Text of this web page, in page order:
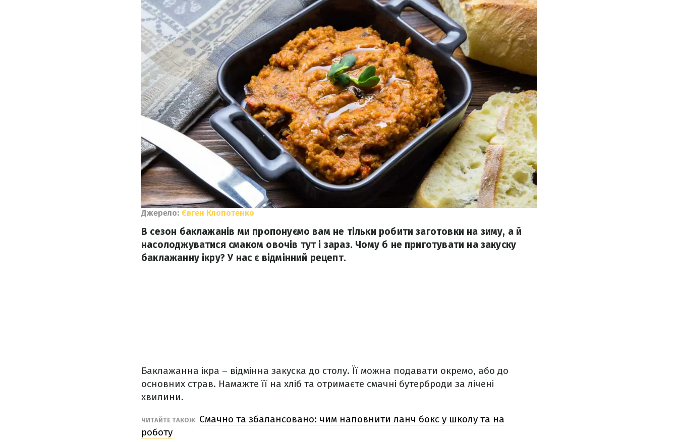
Джерело: Євген Клопотенко
В сезон баклажанів ми пропонуємо вам не тільки робити заготовки на зиму, а й
насолоджуватися смаком овочів тут і зараз. Чому б не приготувати на закуску
баклажанну ікру? У нас є відмінний рецепт.
Баклажанна ікра – відмінна закуска до столу. Її можна подавати окремо, або до
основних страв. Намажте її на хліб та отримаєте смачні бутерброди за лічені
хвилини.
ЧИТАЙТЕ ТАКОЖ Смачно та збалансовано: чим наповнити ланч бокс у школу та на
роботу